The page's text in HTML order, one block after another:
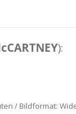
):
/ Bildformat: